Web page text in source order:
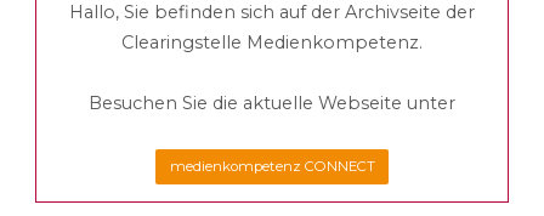
Wahrheiten"
Beiträge
Hallo, Sie befinden sich auf der Archivseite der
Clearingstelle Medienkompetenz.
Besuchen Sie die aktuelle Webseite unter
medienkompetenz CONNECT